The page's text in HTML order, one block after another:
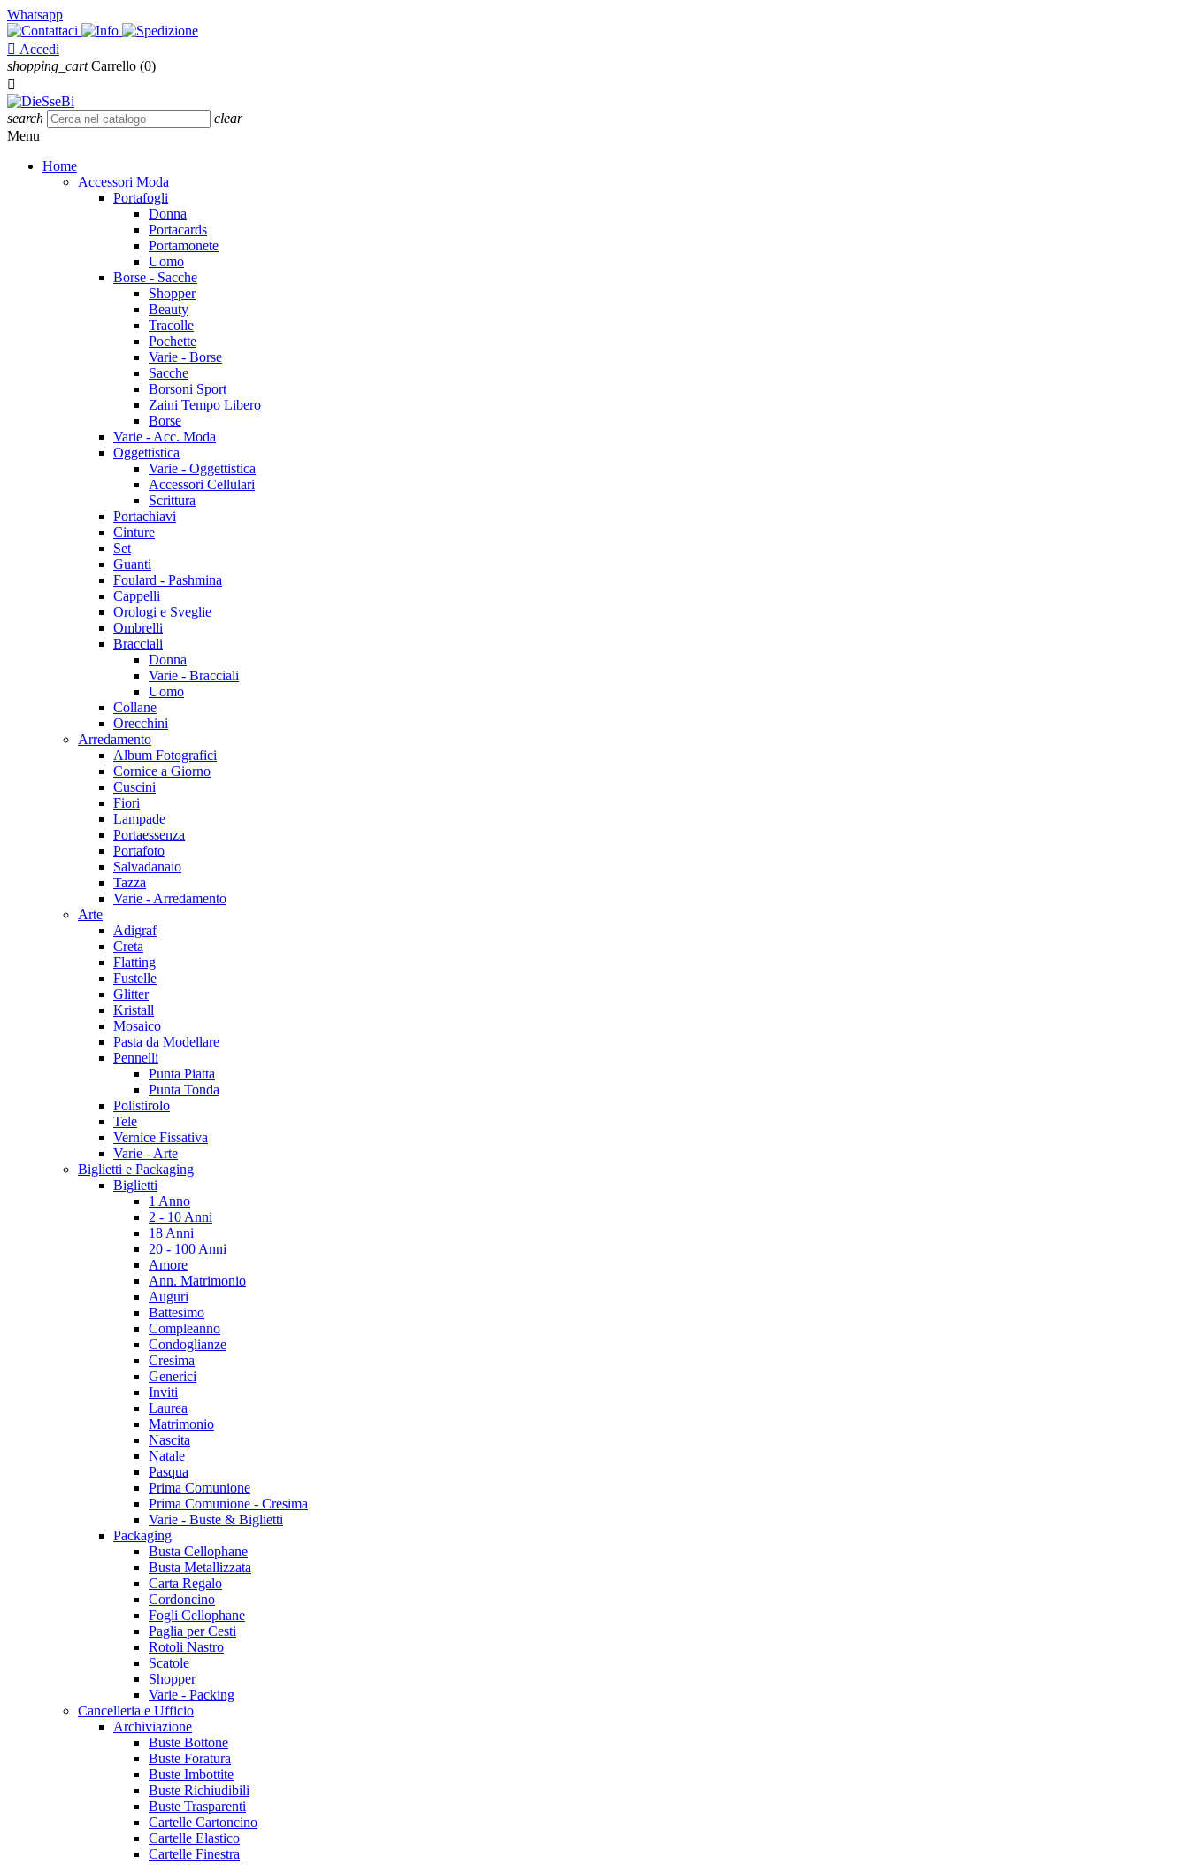
Whatsapp
 Accedi
shopping_cart Carrello (0)

search
clear
Menu
Home
Accessori Moda
Portafogli
Donna
Portacards
Portamonete
Uomo
Borse - Sacche
Shopper
Beauty
Tracolle
Pochette
Varie - Borse
Sacche
Borsoni Sport
Zaini Tempo Libero
Borse
Varie - Acc. Moda
Oggettistica
Varie - Oggettistica
Accessori Cellulari
Scrittura
Portachiavi
Cinture
Set
Guanti
Foulard - Pashmina
Cappelli
Orologi e Sveglie
Ombrelli
Bracciali
Donna
Varie - Bracciali
Uomo
Collane
Orecchini
Arredamento
Album Fotografici
Cornice a Giorno
Cuscini
Fiori
Lampade
Portaessenza
Portafoto
Salvadanaio
Tazza
Varie - Arredamento
Arte
Adigraf
Creta
Flatting
Fustelle
Glitter
Kristall
Mosaico
Pasta da Modellare
Pennelli
Punta Piatta
Punta Tonda
Polistirolo
Tele
Vernice Fissativa
Varie - Arte
Biglietti e Packaging
Biglietti
1 Anno
2 - 10 Anni
18 Anni
20 - 100 Anni
Amore
Ann. Matrimonio
Auguri
Battesimo
Compleanno
Condoglianze
Cresima
Generici
Inviti
Laurea
Matrimonio
Nascita
Natale
Pasqua
Prima Comunione
Prima Comunione - Cresima
Varie - Buste & Biglietti
Packaging
Busta Cellophane
Busta Metallizzata
Carta Regalo
Cordoncino
Fogli Cellophane
Paglia per Cesti
Rotoli Nastro
Scatole
Shopper
Varie - Packing
Cancelleria e Ufficio
Archiviazione
Buste Bottone
Buste Foratura
Buste Imbottite
Buste Richiudibili
Buste Trasparenti
Cartelle Cartoncino
Cartelle Elastico
Cartelle Finestra